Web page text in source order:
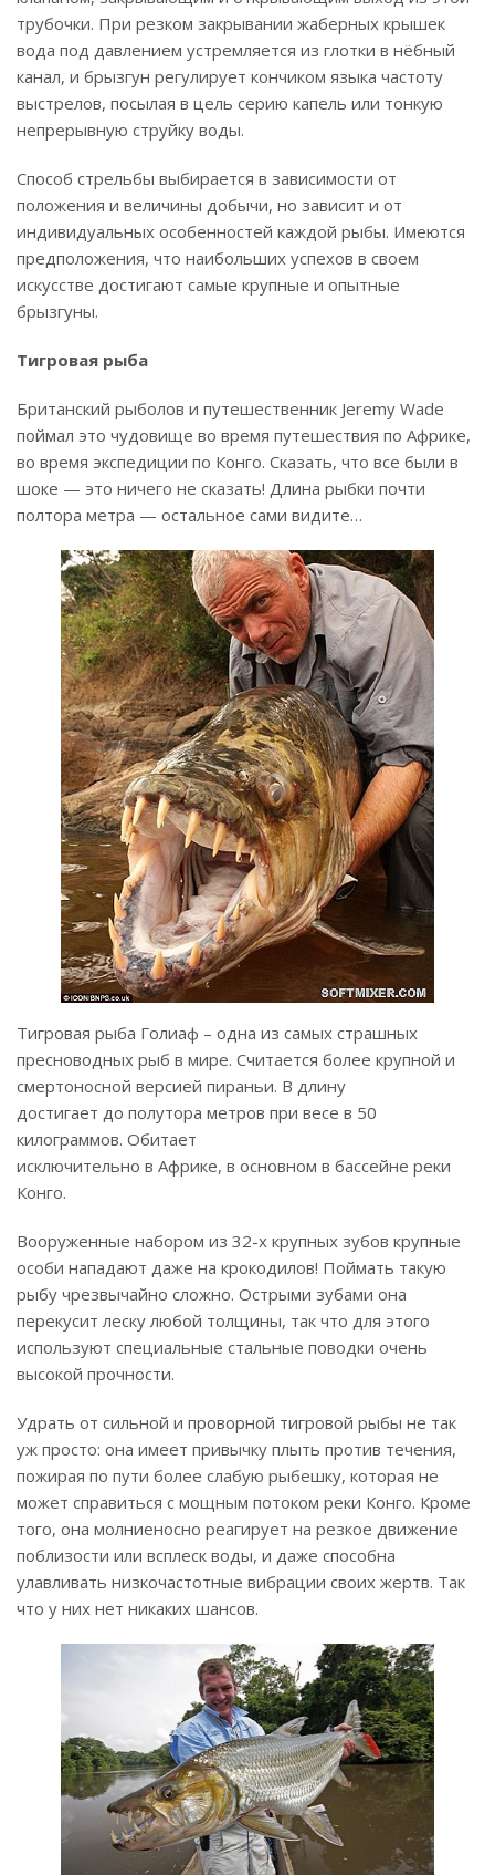
трубочки. При резком закрывании жаберных крышек
вода под давлением устремляется из глотки в нёбный
канал, и брызгун регулирует кончиком языка частоту
выстрелов, посылая в цель серию капель или тонкую
непрерывную струйку воды.
Способ стрельбы выбирается в зависимости от
положения и величины добычи, но зависит и от
индивидуальных особенностей каждой рыбы. Имеются
предположения, что наибольших успехов в своем
искусстве достигают самые крупные и опытные
брызгуны.
Тигровая рыба
Британский рыболов и путешественник Jeremy Wade
поймал это чудовище во время путешествия по Африке,
во время экспедиции по Конго. Сказать, что все были в
шоке — это ничего не сказать! Длина рыбки почти
полтора метра — остальное сами видите…
Тигровая рыба Голиаф – одна из самых страшных
пресноводных рыб в мире. Считается более крупной и
смертоносной версией пираньи. В длину
достигает до полутора метров при весе в 50
килограммов. Обитает
исключительно в Африке, в основном в бассейне реки
Конго.
Вооруженные набором из 32-х крупных зубов крупные
особи нападают даже на крокодилов! Поймать такую
рыбу чрезвычайно сложно. Острыми зубами она
перекусит леску любой толщины, так что для этого
используют специальные стальные поводки очень
высокой прочности.
Удрать от сильной и проворной тигровой рыбы не так
уж просто: она имеет привычку плыть против течения,
пожирая по пути более слабую рыбешку, которая не
может справиться с мощным потоком реки Конго. Кроме
того, она молниеносно реагирует на резкое движение
поблизости или всплеск воды, и даже способна
улавливать низкочастотные вибрации своих жертв. Так
что у них нет никаких шансов.